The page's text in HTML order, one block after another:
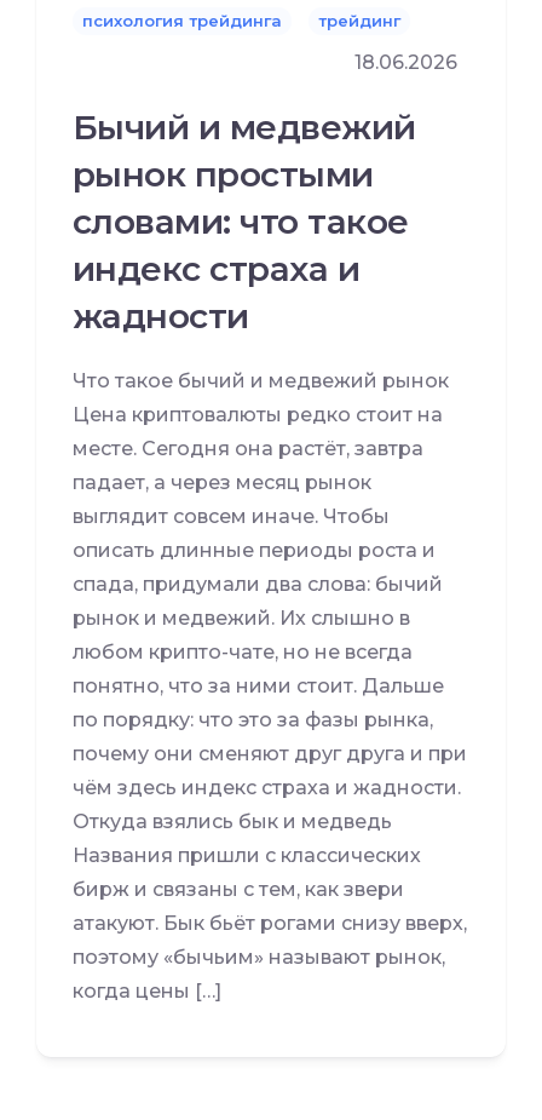
психология трейдинга трейдинг
18.06.2026
Бычий и медвежий
рынок простыми
словами: что такое
индекс страха и
жадности
Что такое бычий и медвежий рынок
Цена криптовалюты редко стоит на
месте. Сегодня она растёт, завтра
падает, а через месяц рынок
выглядит совсем иначе. Чтобы
описать длинные периоды роста и
спада, придумали два слова: бычий
рынок и медвежий. Их слышно в
любом крипто-чате, но не всегда
понятно, что за ними стоит. Дальше
по порядку: что это за фазы рынка,
почему они сменяют друг друга и при
чём здесь индекс страха и жадности.
Откуда взялись бык и медведь
Названия пришли с классических
бирж и связаны с тем, как звери
атакуют. Бык бьёт рогами снизу вверх,
поэтому «бычьим» называют рынок,
когда цены […]